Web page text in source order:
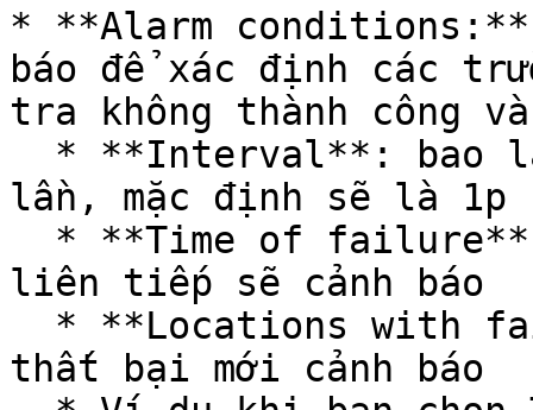
* **Alarm
báo để xác định các
tra không thành công
lần, mặc định sẽ là 1p
liên tiếp sẽ cảnh báo
thất bại mới cảnh báo